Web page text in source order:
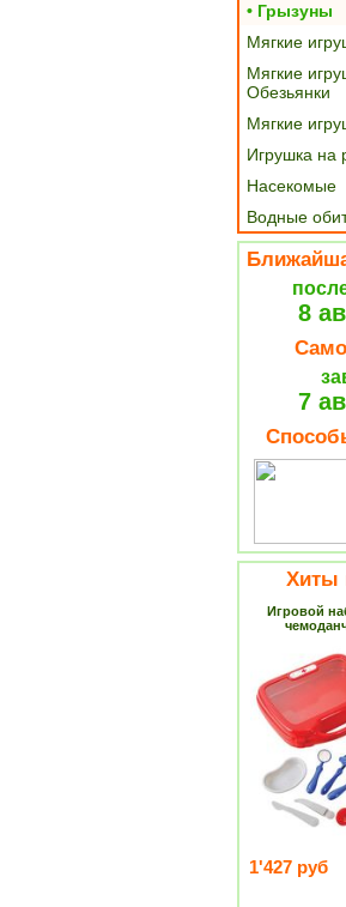
• Грызуны
Мягкие
Мягкие
Обезьянки
Мягкие
Игрушка на
Насекомые
Водные
8
7
Хиты
Игровой
1'427 руб